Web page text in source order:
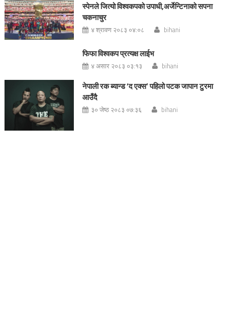
स्पेनले जित्यो विश्वकपको उपाधी,अर्जेन्टिनाको सपना
चकनाचुर
४ श्रावण २०८३ ०४:०८ bihani
फिफा विश्वकप प्रत्यक्ष लाईभ
४ असार २०८३ ०३:१३ bihani
नेपाली रक ब्यान्ड ‘द एक्स’ पहिलो पटक जापान टुरमा
आउँदै
३० जेष्ठ २०८३ ०७:३६ bihani